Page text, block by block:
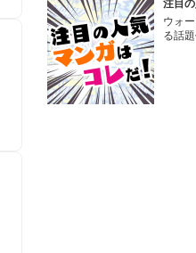
注目
ウォ
る話